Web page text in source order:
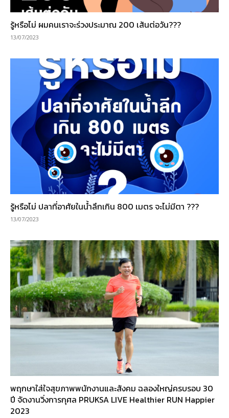
รู้หรือไม่ ผมคนเราจะร่วงประมาณ 200 เส้นต่อวัน???
13/07/2023
รู้หรือไม่ ปลาที่อาศัยในน้ำลึกเกิน 800 เมตร จะไม่มีตา ???
13/07/2023
พฤกษาใส่ใจสุขภาพพนักงานและสังคม ฉลองใหญ่ครบรอบ 30
ปี จัดงานวิ่งการกุศล PRUKSA LIVE Healthier RUN Happier
2023